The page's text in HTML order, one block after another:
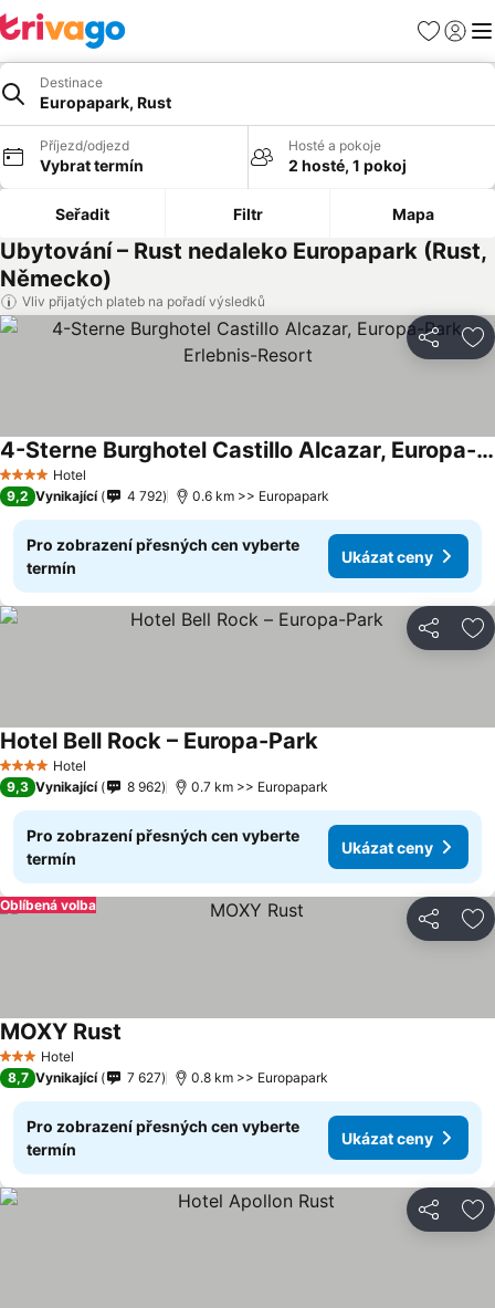
Oblíbené
Destinace
Europapark, Rust
Příjezd/odjezd
Vybrat termín
Hosté a pokoje
2 hosté, 1 pokoj
Seřadit Filtr Mapa
Ubytování – Rust nedaleko Europapark (Rust,
Německo)
Vliv přijatých plateb na pořadí výsledků
Sdílet
4 Počet hvězdiček
Hotel
4-Sterne Burghotel Castillo Alcazar, Europa-Park Erlebnis-Resort
9,2 Vynikající 4 792 0.6 km >> Europapark
Pro zobrazení přesných cen vyberte
termín
Ukázat ceny
Sdílet
4 Počet hvězdiček
Hotel
Hotel Bell Rock – Europa-Park
9,3 Vynikající 8 962 0.7 km >> Europapark
Pro zobrazení přesných cen vyberte
termín
Ukázat ceny
Sdílet
Oblíbená volba
3 Počet hvězdiček
Hotel
MOXY Rust
8,7 Vynikající 7 627 0.8 km >> Europapark
Pro zobrazení přesných cen vyberte
termín
Ukázat ceny
Sdílet